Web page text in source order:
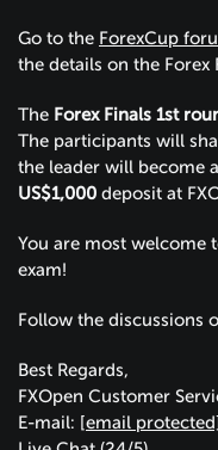
Go to the ForexCup
the details on the Forex
The Forex Finals 1st
The participants will
the leader will become a
US$1,000 deposit at
You are most welcome
exam!
Follow the discussions
Best Regards,
FXOpen Customer
E-mail: [email